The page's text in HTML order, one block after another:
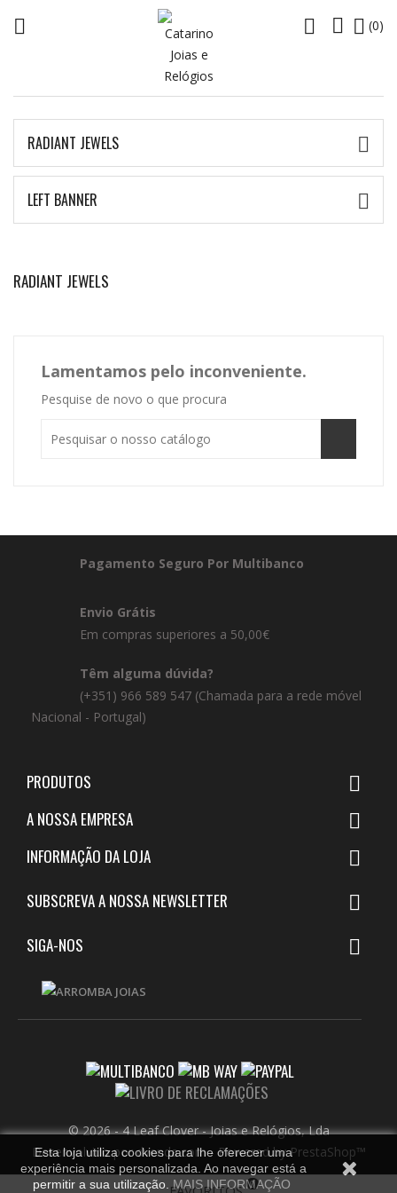
  (0)


0
RADIANT JEWELS 
LEFT BANNER 
RADIANT JEWELS
Lamentamos pelo inconveniente.
Pesquise de novo o que procura
Pagamento Seguro Por Multibanco
Envio Grátis
Em compras superiores a 50,00€
Têm alguma dúvida?
(+351) 966 589 547 (Chamada para a rede móvel
Nacional - Portugal)
PRODUTOS 
A NOSSA EMPRESA 
INFORMAÇÃO DA LOJA 
SUBSCREVA A NOSSA NEWSLETTER 
SIGA-NOS 
Esta loja utiliza cookies para lhe oferecer uma
experiência mais personalizada. Ao navegar está a
permitir a sua utilização.MAIS INFORMAÇÃO
© 2026 - 4 Leaf Clover - Joias e Relógios, Lda
Desenvolvido por dvenda.com-Powered by PrestaShop™
...